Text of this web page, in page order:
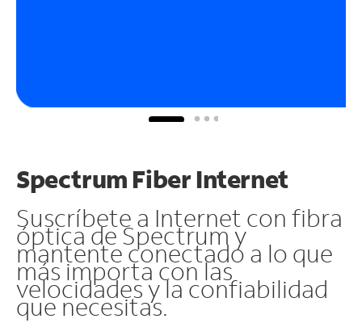
Spectrum Fiber Internet
Suscríbete a Internet con fibra
óptica de Spectrum y
mantente conectado a lo que
más importa con las
velocidades y la confiabilidad
que necesitas.